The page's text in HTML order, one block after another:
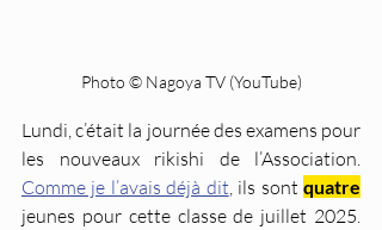
Photo © Nagoya TV (YouTube)
Lundi, c’était la journée des examens pour
Comme je l’avais déjà dit , ils sont quatre
jeunes pour cette classe de juillet 2025.